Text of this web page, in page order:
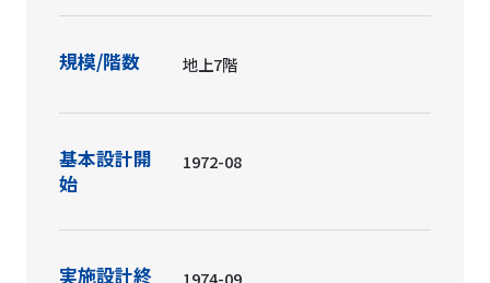
規模/階数 地上7階
基本設計開
始
1972-08
実施設計終 1974-09